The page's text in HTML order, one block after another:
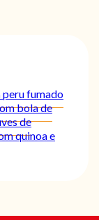
fumado
bola de
de
quinoa e